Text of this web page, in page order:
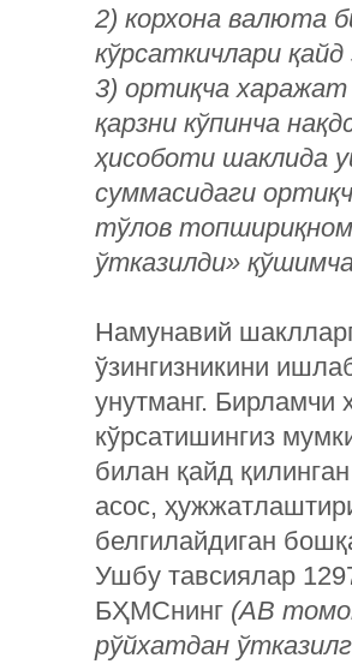
2) корхона валюта
кўрсаткичлари
3) ортиқча харажат
қарзни кўпинча
ҳисоботи шаклида
суммасидаги
тўлов
ўтказилди»
Намунавий
ўзингизникини
унутманг. Бирламчи
кўрсатишингиз
билан қайд
асос,
белгилайдиган
Ушбу тавсиялар
БҲМСнинг (АВ
рўйхатдан